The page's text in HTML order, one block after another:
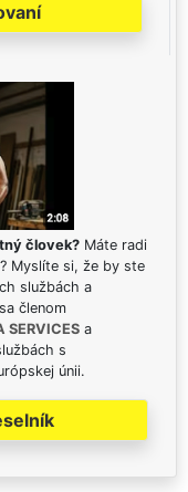
človek? Máte radi
Myslíte si, že by ste
službách a
členom
SERVICES a
s
únii.